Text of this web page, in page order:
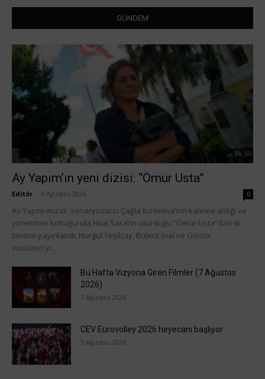
GÜNDEM
Ay Yapım’ın yeni dizisi: “Ömür Usta”
Editör 9 Ağustos 2026 0
Ay Yapım imzalı, senaryosunu Çağla Kızılelma’nın kaleme aldığı ve
yönetmen koltuğunda Hilal Saral’ın oturduğu “Ömür Usta”dan ilk
tanıtım yayınlandı. Nurgül Yeşilçay, Bülent İnal ve Gonca
Vuslateri’yi...
Bu Hafta Vizyona Giren Filmler (7 Ağustos
2026)
7 Ağustos 2026
CEV Eurovolley 2026 heyecanı başlıyor
3 Ağustos 2026